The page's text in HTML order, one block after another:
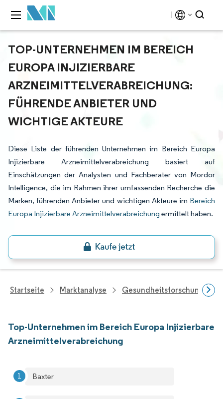
TOP-UNTERNEHMEN IM BEREICH
EUROPA INJIZIERBARE
ARZNEIMITTELVERABREICHUNG:
FÜHRENDE ANBIETER UND
WICHTIGE AKTEURE
Diese Liste der führenden Unternehmen im Bereich Europa
Injizierbare Arzneimittelverabreichung basiert auf
Einschätzungen der Analysten und Fachberater von Mordor
Intelligence, die im Rahmen ihrer umfassenden Recherche die
Marken, führenden Anbieter und wichtigen Akteure im Bereich
Europa Injizierbare Arzneimittelverabreichung ermittelt haben.
Startseite Marktanalyse Gesundheitsforschung
Top-Unternehmen im Bereich Europa Injizierbare
Arzneimittelverabreichung
Baxter